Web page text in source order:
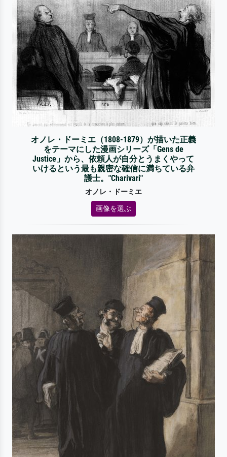
オノレ・ドーミエ（1808-1879）が描いた正義
をテーマにした漫画シリーズ「Gens de
Justice」から、依頼人が自分とうまくやって
いけるという最も親密な確信に満ちている弁
護士。"Charivari"
オノレ・ドーミエ
画像を選ぶ